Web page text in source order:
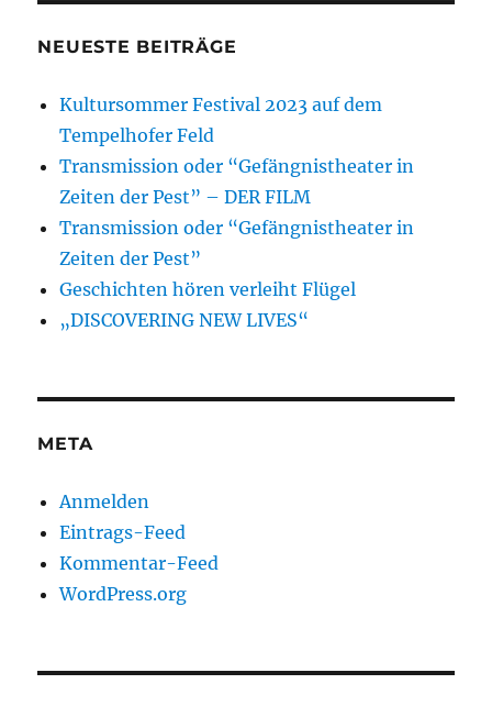
NEUESTE BEITRÄGE
Kultursommer Festival 2023 auf dem
Tempelhofer Feld
Transmission oder “Gefängnistheater in
Zeiten der Pest” – DER FILM
Transmission oder “Gefängnistheater in
Zeiten der Pest”
Geschichten hören verleiht Flügel
„DISCOVERING NEW LIVES“
META
Anmelden
Eintrags-Feed
Kommentar-Feed
WordPress.org